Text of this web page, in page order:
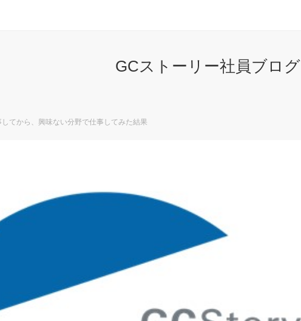
GCストーリー社員ブログ
てから、興味ない分野で仕事してみた結果